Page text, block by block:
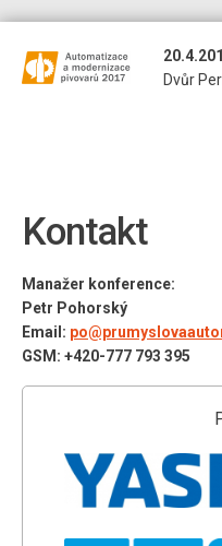
Dvůr
Kontakt
Manažer konference:
Petr Pohorský
Email:
GSM: +420-777 793 395